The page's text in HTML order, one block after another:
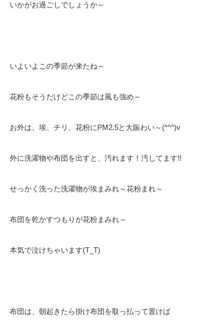
いかがお過ごしでしょうか～
いよいよこの季節が来たね～
花粉もそうだけどこの季節は風も強め～
お外は、埃、チリ、花粉にPM2.5と大賑わい～(*^^)v
外に洗濯物や布団を出すと、汚れます！汚してます!!
せっかく洗った洗濯物が埃まみれ～花粉まれ～
布団を乾かすつもりが花粉まみれ～
本気で泣けちゃいます(T_T)
布団は、朝起きたら掛け布団を取っ払って置けば